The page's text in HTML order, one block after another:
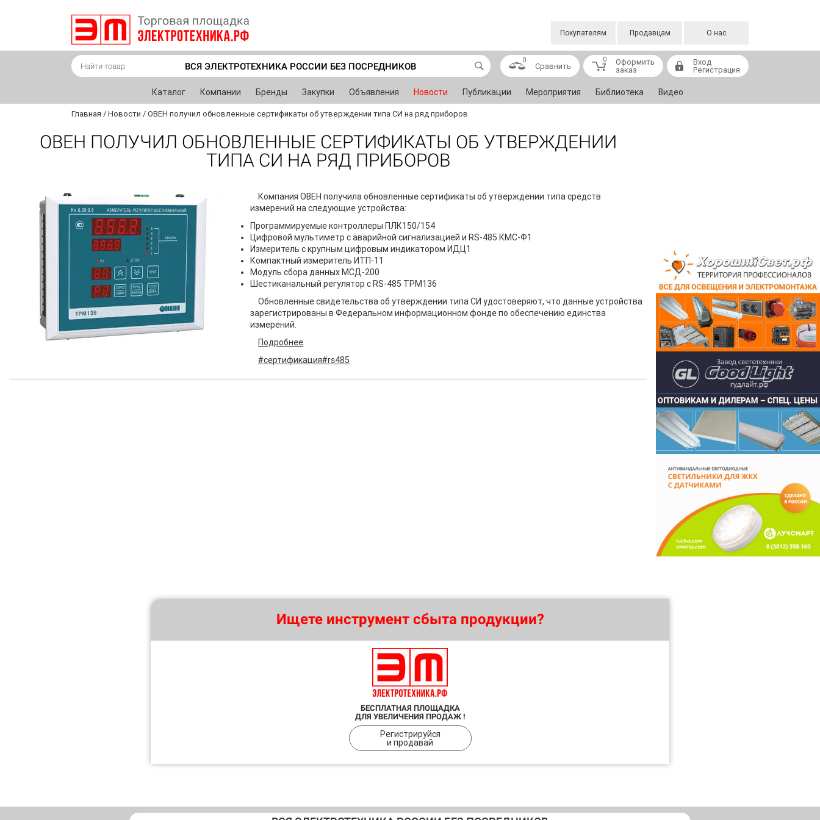
Покупателям Продавцам О нас
ВСЯ ЭЛЕКТРОТЕХНИКА РОССИИ БЕЗ ПОСРЕДНИКОВ
0
Сравнить
0
Оформить
заказ
Вход
Регистрация
Каталог Компании Бренды Закупки Объявления Новости Публикации Мероприятия Библиотека Видео
Главная / Новости / ОВЕН получил обновленные сертификаты об утверждении типа СИ на ряд приборов
ОВЕН ПОЛУЧИЛ ОБНОВЛЕННЫЕ СЕРТИФИКАТЫ ОБ УТВЕРЖДЕНИИ
ТИПА СИ НА РЯД ПРИБОРОВ
Компания ОВЕН получила обновленные сертификаты об утверждении типа средств
измерений на следующие устройства:
Программируемые контроллеры ПЛК150/154
Цифровой мультиметр с аварийной сигнализацией и RS-485 КМС-Ф1
Измеритель с крупным цифровым индикатором ИДЦ1
Компактный измеритель ИТП-11
Модуль сбора данных МСД-200
Шестиканальный регулятор с RS-485 ТРМ136
Обновленные свидетельства об утверждении типа СИ удостоверяют, что данные устройства
зарегистрированы в Федеральном информационном фонде по обеспечению единства
измерений.
Подробнее
#сертификация#rs485
Ищете инструмент сбыта продукции?
БЕСПЛАТНАЯ ПЛОЩАДКА
ДЛЯ УВЕЛИЧЕНИЯ ПРОДАЖ !
Регистрируйся
и продавай